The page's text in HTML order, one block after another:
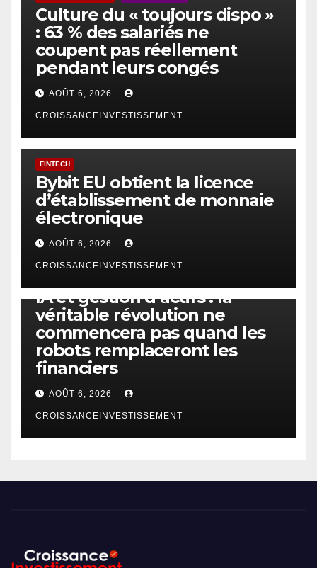
Culture du « toujours dispo »
: 63 % des salariés ne
coupent pas réellement
pendant leurs congés
AOÛT 6, 2026
CROISSANCEINVESTISSEMENT
FINTECH
Bybit EU obtient la licence
d’établissement de monnaie
électronique
AOÛT 6, 2026
CROISSANCEINVESTISSEMENT
IA et gestion d’actifs : la
véritable révolution ne
commencera pas quand les
robots remplaceront les
financiers
AOÛT 6, 2026
CROISSANCEINVESTISSEMENT